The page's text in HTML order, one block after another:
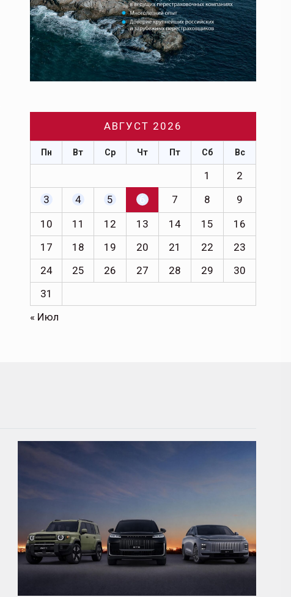
АВГУСТ 2026
Пн Вт Ср Чт Пт Сб Вс
1
2
3
4 5 6 7 8
9
10
11 12 13 14 15
16
17
18 19 20 21 22
23
24
25 26 27 28 29
30
31
« Июл